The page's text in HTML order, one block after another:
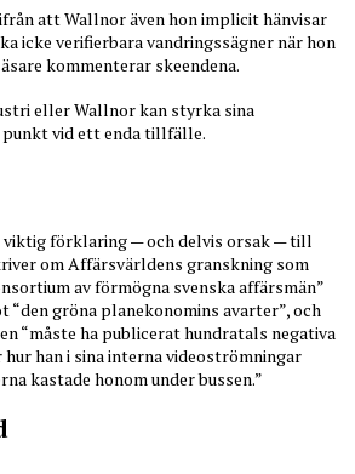
att Wallnor även hon implicit hänvisar
icke verifierbara vandringssägner när hon
kommenterar skeendena.
eller Wallnor kan styrka sina
punkt vid ett enda tillfälle.
viktig förklaring — och delvis orsak — till
om Affärsvärldens granskning som
av förmögna svenska affärsmän”
“den gröna planekonomins avarter”, och
“måste ha publicerat hundratals negativa
han i sina interna videoströmningar
kastade honom under bussen.”